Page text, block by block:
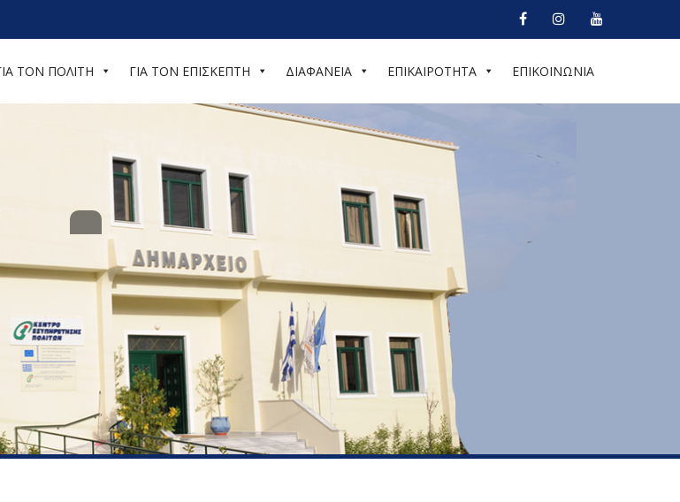
ΤΟΝ ΠΟΛΙΤΗ ΓΙΑ ΤΟΝ ΕΠΙΣΚΕΠΤΗ ΔΙΑΦΑΝΕΙΑ ΕΠΙΚΑΙΡΟΤΗΤΑ ΕΠΙΚΟΙΝΩΝΙΑ